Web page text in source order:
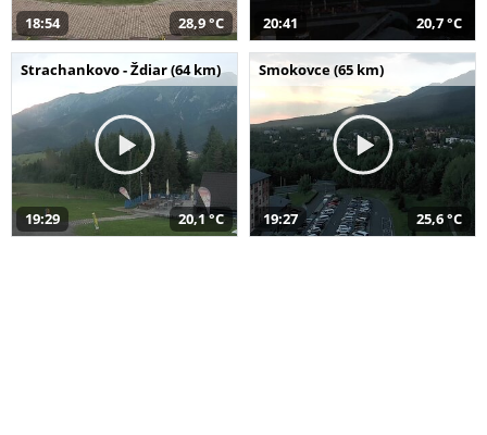
18:54 28,9 °C 20:41 20,7 °C
Strachankovo - Ždiar (64 km)
19:29 20,1 °C
Smokovce (65 km)
19:27 25,6 °C